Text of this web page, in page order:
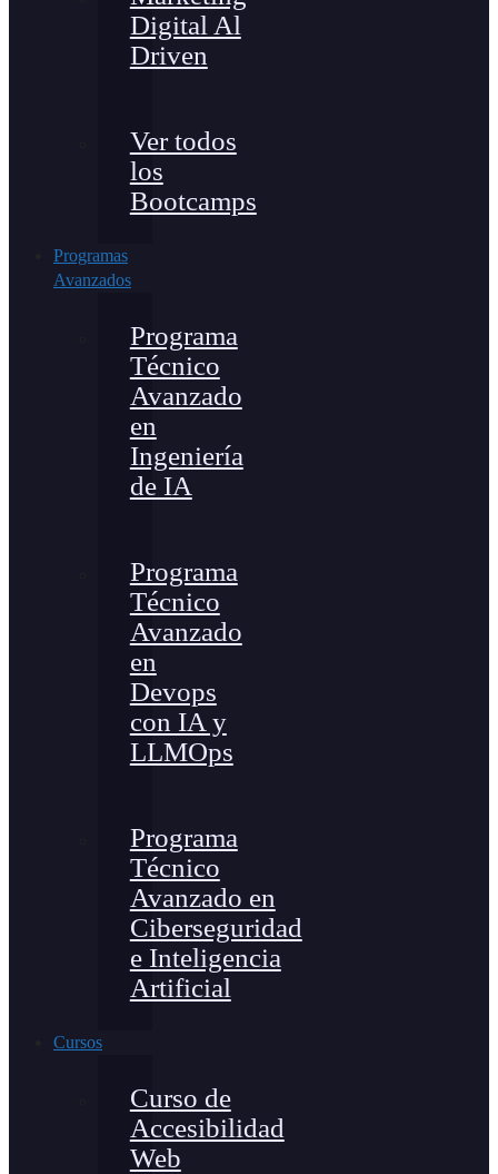
Digital Al
Driven
Ver todos
los
Bootcamps
Programas
Avanzados
Programa
Técnico
Avanzado
en
Ingeniería
de IA
Programa
Técnico
Avanzado
en
Devops
con IA y
LLMOps
Programa
Técnico
Avanzado en
Ciberseguridad
e Inteligencia
Artificial
Cursos
Curso de
Accesibilidad
Web